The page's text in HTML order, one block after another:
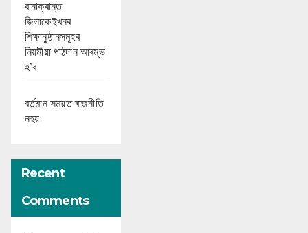
বানাক্ৰান্ত
জিলাকেইখনৰ
শিক্ষানুষ্ঠানসমূহৰ
নিয়মীয়া পাঠদান আৰম্ভ
হ’ব
বৰ্তমান সময়ত ৰাজনীতি
নহয়
Recent
Comments